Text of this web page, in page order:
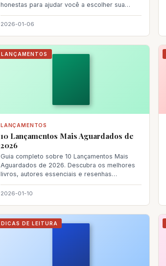
honestas para ajudar você a escolher sua
2026-01-06
LANÇAMENTOS
LANÇAMENTOS
10 Lançamentos Mais Aguardados de
2026
Guia completo sobre 10 Lançamentos Mais
Aguardados de 2026. Descubra os melhores
livros, autores essenciais e resenhas
2026-01-10
DICAS DE LEITURA